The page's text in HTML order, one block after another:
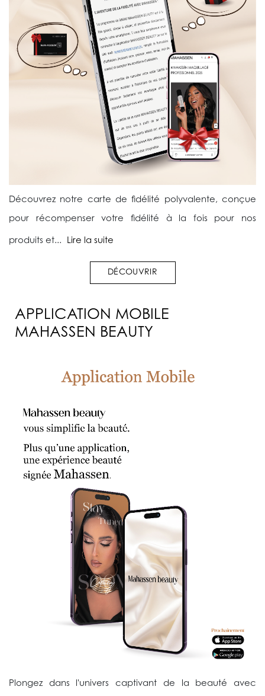
Découvrez notre carte de fidélité polyvalente, conçue
pour récompenser votre fidélité à la fois pour nos
produits et... Lire la suite
DÉCOUVRIR
APPLICATION MOBILE
MAHASSEN BEAUTY
Plongez dans l'univers captivant de la beauté avec